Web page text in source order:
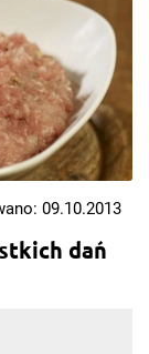
dań
09.10.2013